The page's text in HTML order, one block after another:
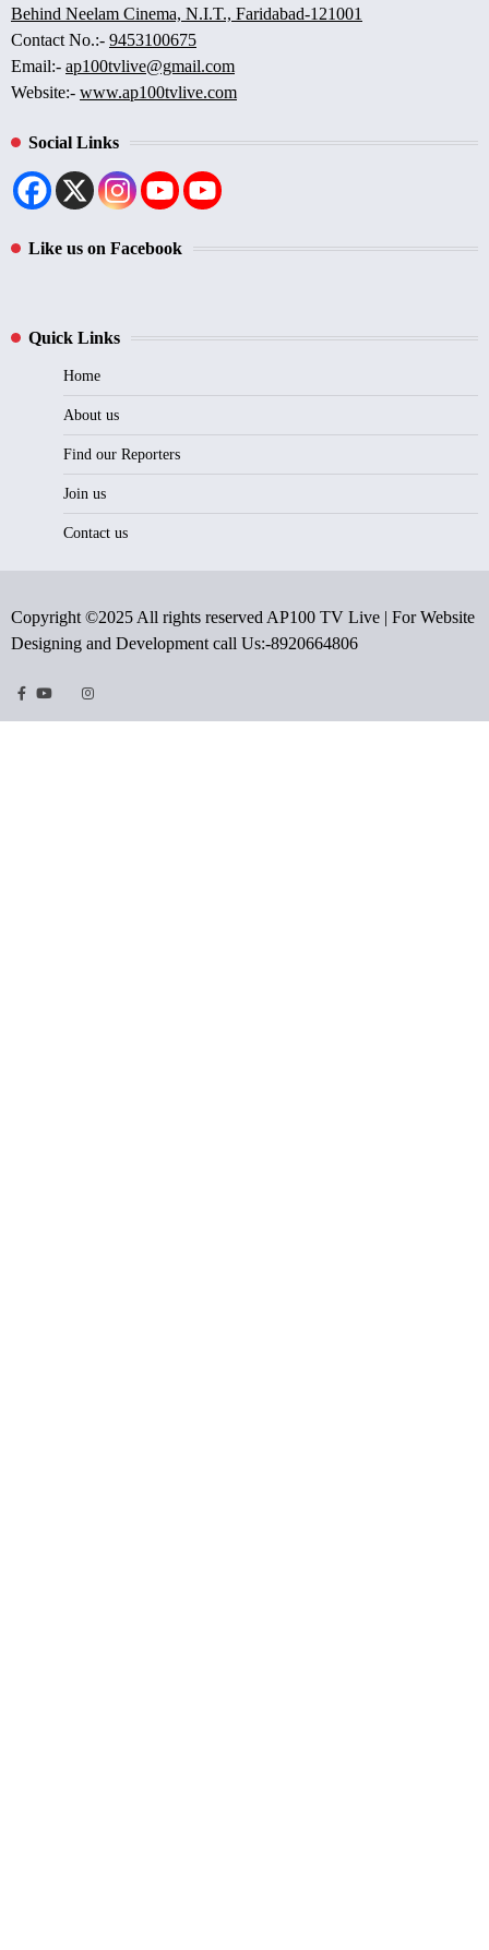
Behind Neelam Cinema, N.I.T., Faridabad-121001
Contact No.:- 9453100675
Email:- ap100tvlive@gmail.com
Website:- www.ap100tvlive.com
Social Links
Like us on Facebook
Quick Links
Home
About us
Find our Reporters
Join us
Contact us
Copyright ©2025 All rights reserved AP100 TV Live | For Website
Designing and Development call Us:-8920664806
Facebook